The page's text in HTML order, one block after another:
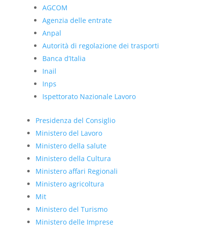
AGCOM
Agenzia delle entrate
Anpal
Autorità di regolazione dei trasporti
Banca d’Italia
Inail
Inps
Ispettorato Nazionale Lavoro
Presidenza del Consiglio
Ministero del Lavoro
Ministero della salute
Ministero della Cultura
Ministero affari Regionali
Ministero agricoltura
Mit
Ministero del Turismo
Ministero delle Imprese